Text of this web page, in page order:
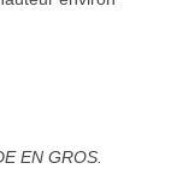
EN GROS.